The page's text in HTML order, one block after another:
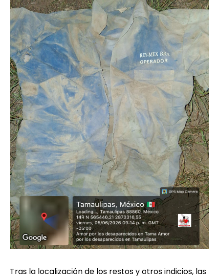
Tras la localización de los restos y otros indicios, las